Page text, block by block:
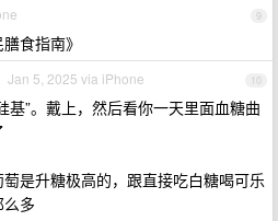
9
食指南》
10
Jan 5, 2025 via iPhone
基”。戴上，然后看你一天里面血糖曲
是升糖极高的，跟直接吃白糖喝可乐
多